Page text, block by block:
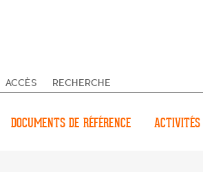
ACCÈS RECHERCHE
DOCUMENTS DE RÉFÉRENCE ACTIVITÉS